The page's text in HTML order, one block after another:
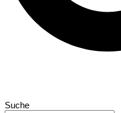
Suche